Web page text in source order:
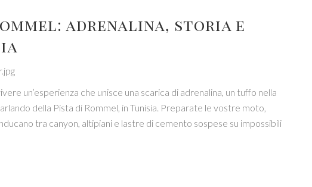
adrenalina, storia e
un’esperienza che unisce una scarica di adrenalina, un tuffo nella
della Pista di Rommel, in Tunisia. Preparate le vostre moto,
tra canyon, altipiani e lastre di cemento sospese su impossibili